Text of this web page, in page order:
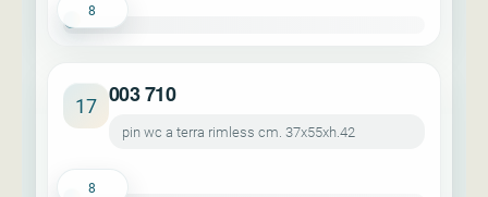
8
17 003 710
pin wc a terra rimless cm. 37x55xh.42
8